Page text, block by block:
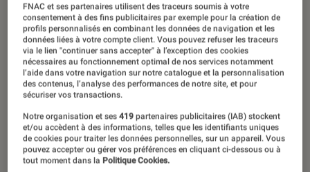
FNAC et ses partenaires utilisent des traceurs soumis à votre
consentement à des fins publicitaires par exemple pour la création de
profils personnalisés en combinant les données de navigation et les
données liées à votre compte client. Vous pouvez refuser les traceurs
via le lien "continuer sans accepter" à l’exception des cookies
nécessaires au fonctionnement optimal de nos services notamment
l’aide dans votre navigation sur notre catalogue et la personnalisation
des contenus, l’analyse des performances de notre site, et pour
sécuriser vos transactions.
Notre organisation et ses419 partenaires publicitaires (IAB) stockent
et/ou accèdent à des informations, telles que les identifiants uniques
de cookies pour traiter les données personnelles, sur un appareil. Vous
pouvez accepter ou gérer vos préférences en cliquant ci-dessous ou à
tout moment dans la Politique Cookies.